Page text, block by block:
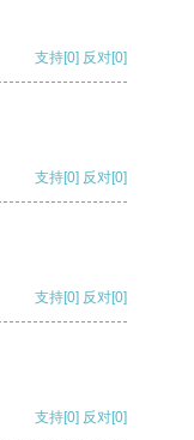
支持[0] 反对[0]
支持[0] 反对[0]
支持[0] 反对[0]
支持[0] 反对[0]